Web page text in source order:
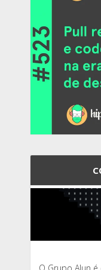
O Grupo Alun